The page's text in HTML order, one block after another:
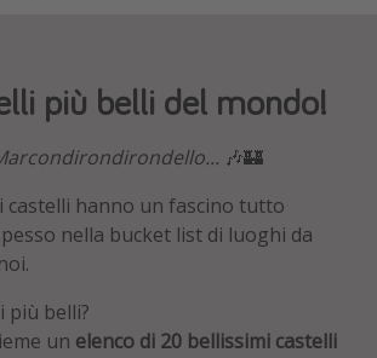
più belli del mondo!
... 🎶🏰
castelli hanno un fascino tutto
nella bucket list di luoghi da
più belli?
un elenco di 20 bellissimi castelli